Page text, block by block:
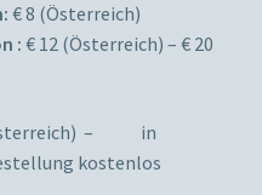
€ 8 (Österreich)
:€ 12 (Österreich) – € 20
– in
kostenlos